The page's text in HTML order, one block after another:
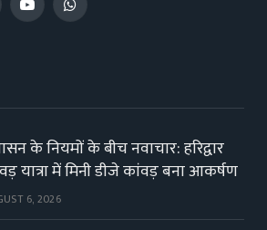
YouTubeWhatsApp
के नियमों के बीच नवाचार: हरिद्वार
यात्रा में मिनी डीजे कांवड़ बना आकर्षण
6, 2026